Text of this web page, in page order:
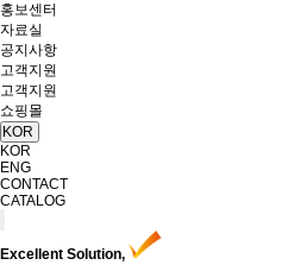
홍보센터
자료실
공지사항
고객지원
고객지원
쇼핑몰
KOR
KOR
ENG
CONTACT
CATALOG
Excellent Solution,